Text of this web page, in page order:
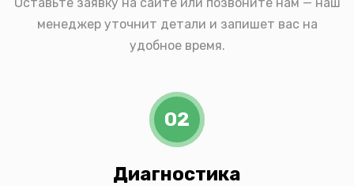
менеджер уточнит детали и запишет вас на
удобное время.
02
Диагностика